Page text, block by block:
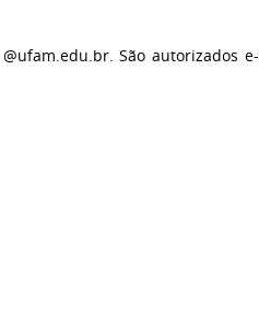
São autorizados e-